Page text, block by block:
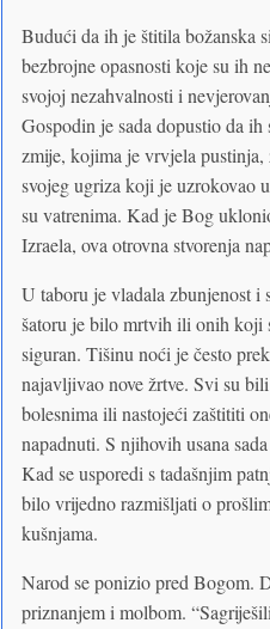
Budući da ih je štitila božanska
bezbrojne opasnosti koje su ih
svojoj nezahvalnosti i
Gospodin je sada dopustio da
zmije, kojima je vrvjela pustinja,
svojeg ugriza koji je uzrokovao
su vatrenima. Kad je Bog
Izraela, ova otrovna stvorenja
U taboru je vladala zbunjenost i
šatoru je bilo mrtvih ili onih
siguran. Tišinu noći je često
najavljivao nove žrtve. Svi su
bolesnima ili nastojeći zaštititi
napadnuti. S njihovih usana
Kad se usporedi s tadašnjim
bilo vrijedno razmišljati o
kušnjama.
Narod se ponizio pred Bogom.
priznanjem i molbom.